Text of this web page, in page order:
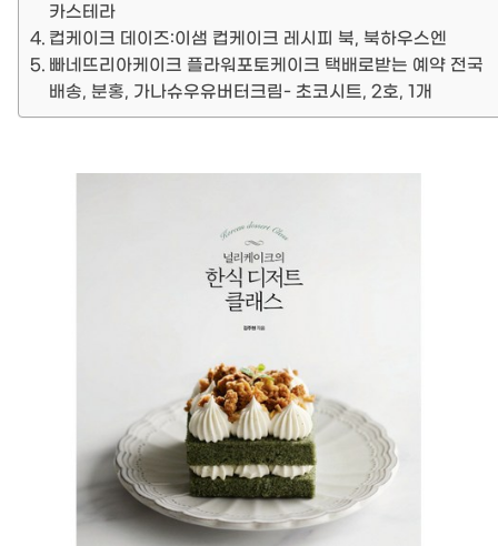
카스테라
컵케이크 데이즈:이샘 컵케이크 레시피 북, 북하우스엔
빠네뜨리아케이크 플라워포토케이크 택배로받는 예약 전국
배송, 분홍, 가나슈우유버터크림- 초코시트, 2호, 1개